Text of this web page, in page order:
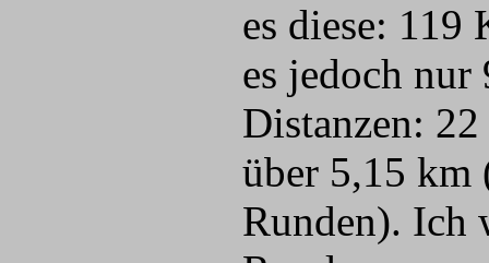
es diese:
es jedoch
Distanzen:
über 5,15 km
Runden). Ich